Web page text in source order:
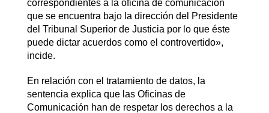
correspondientes a la oficina de comunicación
que se encuentra bajo la dirección del Presidente
del Tribunal Superior de Justicia por lo que éste
puede dictar acuerdos como el controvertido»,
incide.
En relación con el tratamiento de datos, la
sentencia explica que las Oficinas de
Comunicación han de respetar los derechos a la